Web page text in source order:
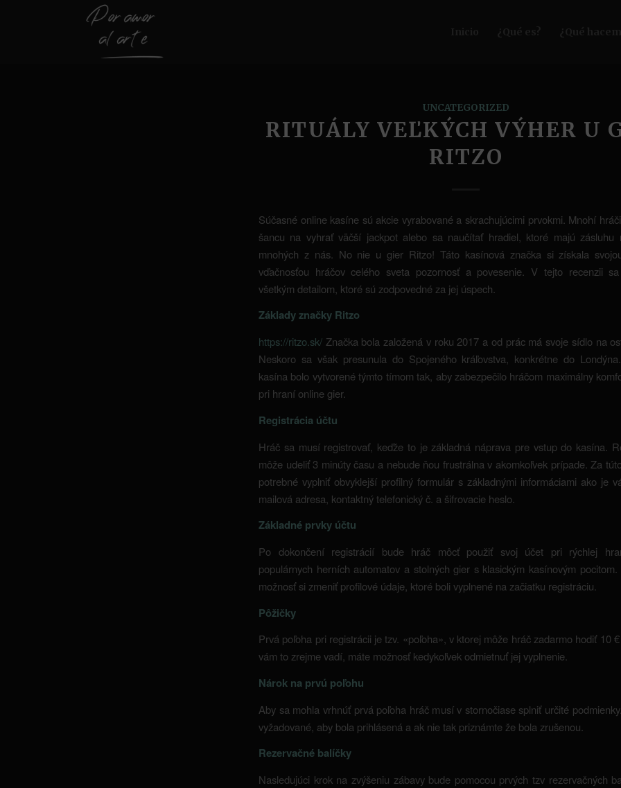
UNCATEGORIZED
RITUÁLY VEĽKÝCH VÝHER U
RITZO
Súčasné online kasíne sú akcie vyrabované a skrachujúcimi prvokmi. Mnohí
šancu na vyhrať väčší jackpot alebo sa naučítať hradiel, ktoré majú zásluhu
mnohých z nás. No nie u gier Ritzo! Táto kasínová značka si získala
vďačnosťou hráčov celého sveta pozornosť a povesenie. V tejto recenzii
všetkým detailom, ktoré sú zodpovedné za jej úspech.
Základy značky Ritzo
https://ritzo.sk/ Značka bola založená v roku 2017 a od prác má svoje sídlo na
Neskoro sa však presunula do Spojeného kráľovstva, konkrétne do
kasína bolo vytvorené týmto tímom tak, aby zabezpečilo hráčom maximálny
pri hraní online gier.
Registrácia účtu
Hráč sa musí registrovať, keďže to je základná náprava pre vstup do kasína.
môže udeliť 3 minúty času a nebude ňou frustrálna v akomkoľvek prípade. Za
potrebné vyplniť obvyklejší profilný formulár s základnými informáciami ako je
mailová adresa, kontaktný telefonický č. a šifrovacie heslo.
Základné prvky účtu
Po dokončení registrácií bude hráč môcť použiť svoj účet pri rýchlej
populárnych herních automatov a stolných gier s klasickým kasínovým
možnosť si zmeniť profilové údaje, ktoré boli vyplnené na začiatku registráciu.
Pôžičky
Prvá poľoha pri registrácii je tzv. «poľoha», v ktorej môže hráč zadarmo hodiť 10
vám to zrejme vadí, máte možnosť kedykoľvek odmietnuť jej vyplnenie.
Nárok na prvú poľohu
Aby sa mohla vrhnúť prvá poľoha hráč musí v stornočiase splniť určité
vyžadované, aby bola prihlásená a ak nie tak priznámte že bola zrušenou.
Rezervačné balíčky
Nasledujúci krok na zvýšeniu zábavy bude pomocou prvých tzv rezervačných